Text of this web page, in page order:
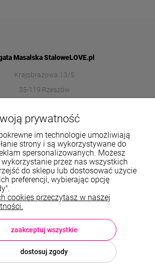
Masalska StaloweLOVE.pl
Krajobrazowa 13/5
35-119 Rzeszów
572989669
Informacje
O nas
TWOJE KONTO
Krajobrazowa 13/5, 35-119 Rzeszów, woj.
8133612433, tel.:572 989 669
sklep@stalowelove.com.pl
prywatność
im technologie umożliwiają
strony i są wykorzystywane do
spersonalizowanych. Możesz
przez nas wszystkich
do sklepu lub dostosować użycie
preferencji, wybierając opcję
cookies przeczytasz w naszej
dostosuj zgody
zaakceptuj wszystkie